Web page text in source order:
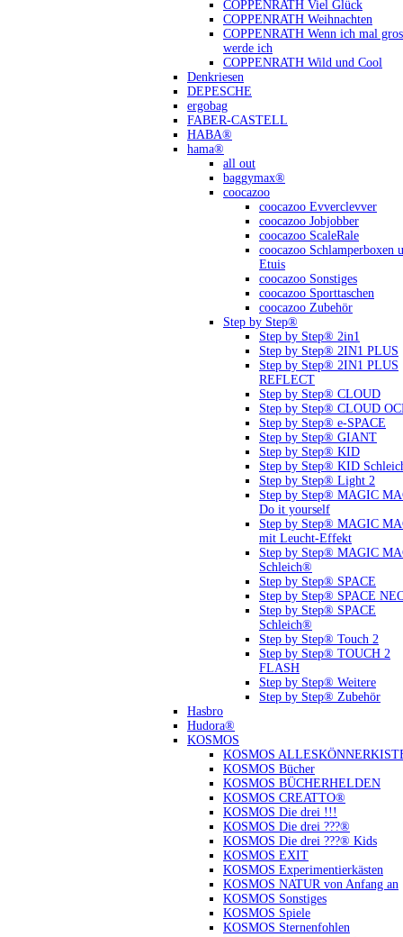
COPPENRATH Viel Glück
COPPENRATH Weihnachten
COPPENRATH Wenn ich mal
werde ich
COPPENRATH Wild und Cool
Denkriesen
DEPESCHE
ergobag
FABER-CASTELL
HABA®
hama®
all out
baggymax®
coocazoo
coocazoo Evverclevver
coocazoo Jobjobber
coocazoo ScaleRale
coocazoo Schlamperboxen
Etuis
coocazoo Sonstiges
coocazoo Sporttaschen
coocazoo Zubehör
Step by Step®
Step by Step® 2in1
Step by Step® 2IN1 PLUS
Step by Step® 2IN1 PLUS
REFLECT
Step by Step® CLOUD
Step by Step® CLOUD
Step by Step® e-SPACE
Step by Step® GIANT
Step by Step® KID
Step by Step® KID
Step by Step® Light 2
Step by Step® MAGIC
Do it yourself
Step by Step® MAGIC
mit Leucht-Effekt
Step by Step® MAGIC
Schleich®
Step by Step® SPACE
Step by Step® SPACE
Step by Step® SPACE
Schleich®
Step by Step® Touch 2
Step by Step® TOUCH 2
FLASH
Step by Step® Weitere
Step by Step® Zubehör
Hasbro
Hudora®
KOSMOS
KOSMOS
KOSMOS Bücher
KOSMOS BÜCHERHELDEN
KOSMOS CREATTO®
KOSMOS Die drei !!!
KOSMOS Die drei ???®
KOSMOS Die drei ???® Kids
KOSMOS EXIT
KOSMOS Experimentierkästen
KOSMOS NATUR von Anfang an
KOSMOS Sonstiges
KOSMOS Spiele
KOSMOS Sternenfohlen